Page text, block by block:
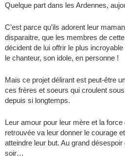
Quelque part dans les Ardennes,
C’est parce qu’ils adorent leur
disparaitre, que les membres de
décident de lui offrir le plus
le chanteur, son idole, en personne !
Mais ce projet délirant est peut-être
ces frères et soeurs qui croulent
depuis si longtemps.
Leur amour pour leur mère et la
retrouvée va leur donner le courage
atteindre leur but. Au grand
soir…